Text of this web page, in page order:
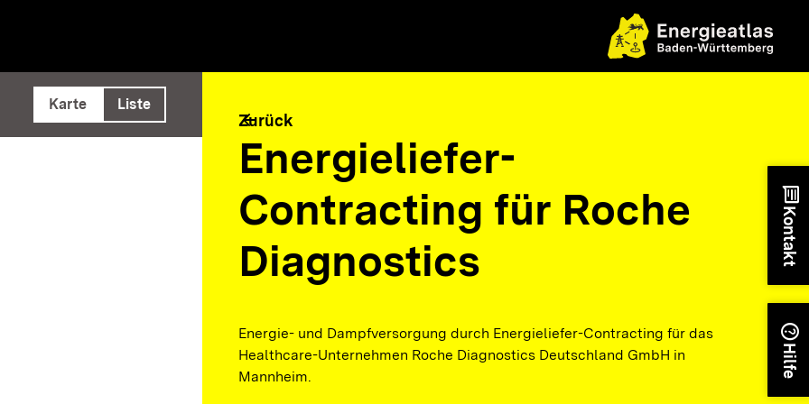
ausführen
Karte Liste
arrow_back
Zurück
Energieliefer-
Contracting für Roche
Diagnostics
Energie- und Dampfversorgung durch Energieliefer-Contracting für das
Healthcare-Unternehmen Roche Diagnostics Deutschland GmbH in
Mannheim.
chat
Kontakt
help
Hilfe